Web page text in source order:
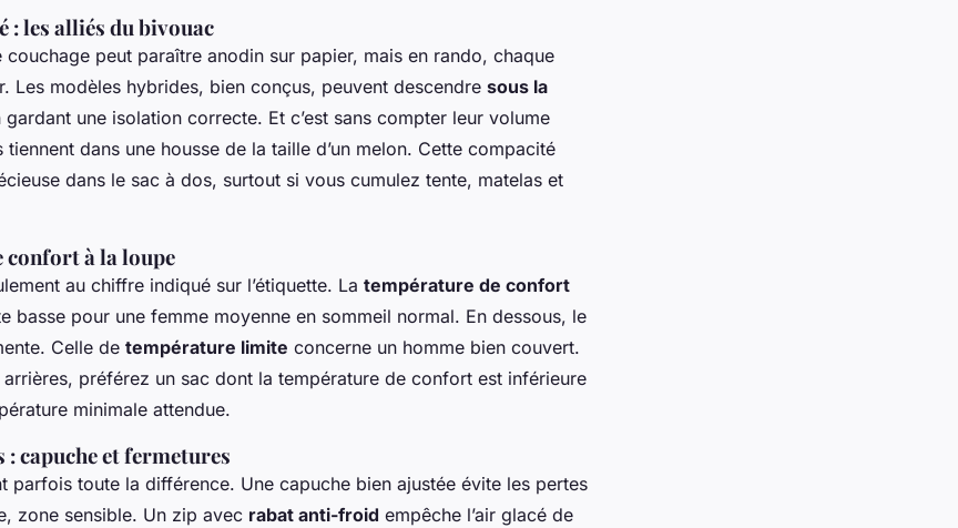
: les alliés du bivouac
couchage peut paraître anodin sur papier, mais en rando, chaque
Les modèles hybrides, bien conçus, peuvent descendre sous la
gardant une isolation correcte. Et c’est sans compter leur volume
dans une housse de la taille d’un melon. Cette compacité
dans le sac à dos, surtout si vous cumulez tente, matelas et
confort à la loupe
au chiffre indiqué sur l’étiquette. La température de confort
basse pour une femme moyenne en sommeil normal. En dessous, le
Celle de température limite concerne un homme bien couvert.
préférez un sac dont la température de confort est inférieure
minimale attendue.
capuche et fermetures
parfois toute la différence. Une capuche bien ajustée évite les pertes
zone sensible. Un zip avec rabat anti-froid empêche l’air glacé de